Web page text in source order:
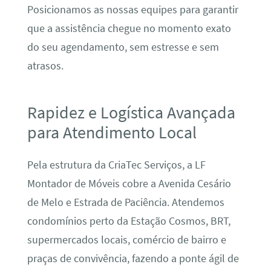
Posicionamos as nossas equipes para garantir
que a assistência chegue no momento exato
do seu agendamento, sem estresse e sem
atrasos.
Rapidez e Logística Avançada
para Atendimento Local
Pela estrutura da CriaTec Serviços, a LF
Montador de Móveis cobre a Avenida Cesário
de Melo e Estrada de Paciência. Atendemos
condomínios perto da Estação Cosmos, BRT,
supermercados locais, comércio de bairro e
praças de convivência, fazendo a ponte ágil de